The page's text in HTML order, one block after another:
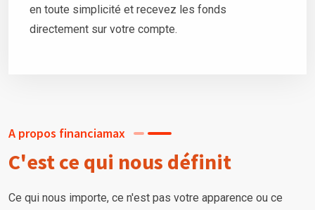
en toute simplicité et recevez les fonds
directement sur votre compte.
A propos financiamax
C'est ce qui nous définit
Ce qui nous importe, ce n'est pas votre apparence ou ce